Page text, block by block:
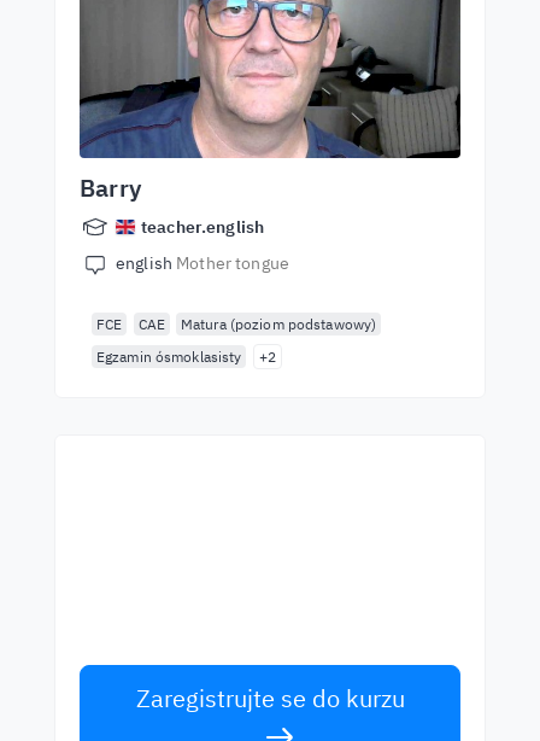
Barry
teacher.english
english Mother tongue
FCE CAE
Matura (poziom podstawowy)
Egzamin ósmoklasisty
+2
Zaregistrujte se do kurzu